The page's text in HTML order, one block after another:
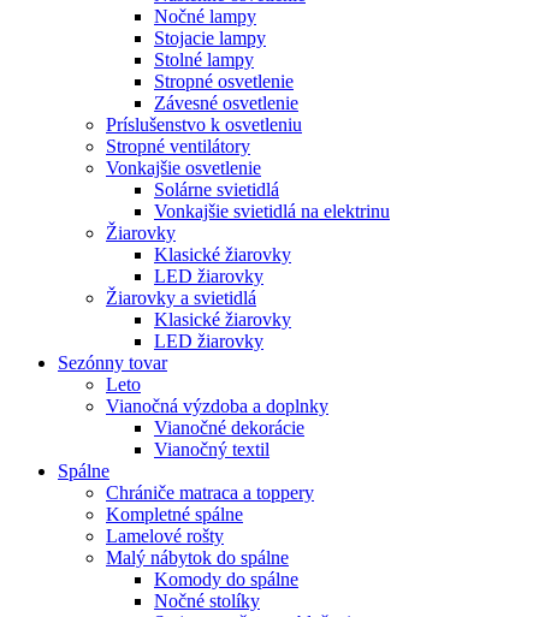
Nočné lampy
Stojacie lampy
Stolné lampy
Stropné osvetlenie
Závesné osvetlenie
Príslušenstvo k osvetleniu
Stropné ventilátory
Vonkajšie osvetlenie
Solárne svietidlá
Vonkajšie svietidlá na elektrinu
Žiarovky
Klasické žiarovky
LED žiarovky
Žiarovky a svietidlá
Klasické žiarovky
LED žiarovky
Sezónny tovar
Leto
Vianočná výzdoba a doplnky
Vianočné dekorácie
Vianočný textil
Spálne
Chrániče matraca a toppery
Kompletné spálne
Lamelové rošty
Malý nábytok do spálne
Komody do spálne
Nočné stolíky